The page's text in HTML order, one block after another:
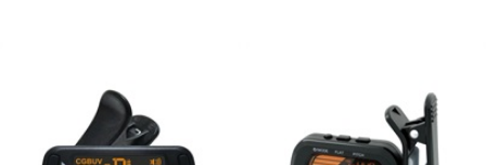
中古 ヴィンテージ